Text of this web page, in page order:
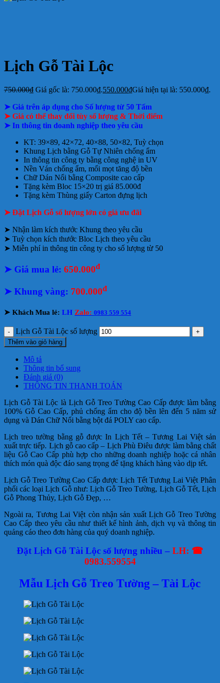
Lịch Gỗ Tài Lộc
750.000₫ Giá gốc là: 750.000₫.550.000₫Giá hiện tại là: 550.000₫.
➤ Giá trên áp dụng cho Số lượng từ 50 Tấm
➤ Giá có thể thay đổi tùy số lượng & Thời điểm
➤ In thông tin doanh nghiệp theo yêu cầu
KT: 39×89, 42×72, 40×88, 50×82, Tuỳ chọn
Khung Lịch bằng Gỗ Tự Nhiên chống ẩm
In thông tin công ty bằng công nghệ in UV
Nền Ván chống ẩm, mối mọt tăng độ bền
Chữ Dán Nổi bằng Composite cao cấp
Tặng kèm Bloc 15×20 trị giá 85.000đ
Tặng kèm Thùng giấy Carton đựng lịch
➤ Đặt Lịch Gỗ số lượng lớn có giá ưu đãi
➤ Nhận làm kích thước Khung theo yêu cầu
➤ Tuỳ chọn kích thước Bloc Lịch theo yêu cầu
➤ Miễn phí in thông tin công ty cho số lượng từ 50
➤ Giá mua lẻ: 650.000đ
➤ Khung vàng: 700.000đ
➤ Khách Mua lẻ: LH Zalo: 0983 559 554
Lịch Gỗ Tài Lộc số lượng
Thêm vào giỏ hàng
Mô tả
Thông tin bổ sung
Đánh giá (0)
THÔNG TIN THANH TOÁN
Lịch Gỗ Tài Lộc là Lịch Gỗ Treo Tường Cao Cấp được làm bằng
100% Gỗ Cao Cấp, phủ chống ẩm cho độ bền lên đến 5 năm sử
dụng và Dán Chữ Nổi bằng bột đá POLY cao cấp.
Lịch treo tường bằng gỗ được In Lịch Tết – Tương Lai Việt sản
xuất trực tiếp. Lịch gỗ cao cấp – Lịch Phù Điêu được làm bằng chất
liệu Gỗ Cao Cấp phù hợp cho những doanh nghiệp hoặc cá nhân
thích món quà độc đáo sang trọng để tặng khách hàng vào dịp tết.
Lịch Gỗ Treo Tường Cao Cấp được Lịch Tết Tương Lai Việt Phân
phối các loại Lịch Gỗ như: Lịch Gỗ Treo Tường, Lịch Gỗ Tết, Lịch
Gỗ Phong Thủy, Lịch Gỗ Đẹp, …
Ngoài ra, Tương Lai Việt còn nhận sản xuất Lịch Gỗ Treo Tường
Cao Cấp theo yêu cầu như thiết kế hình ảnh, dịch vụ và thông tin
quảng cáo theo đơn hàng của quý doanh nghiệp.
Đặt Lịch Gỗ Tài Lộc số lượng nhiều – LH: ☎
0983.559554
Mẫu Lịch Gỗ Treo Tường – Tài Lộc